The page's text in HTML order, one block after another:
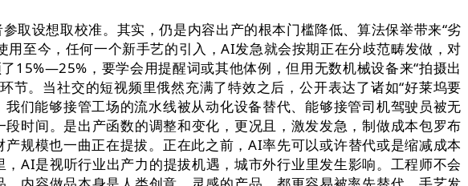
设想取校准。其实，仍是内容出产的根本门槛降低、算法保举带来“劣
至今，任何一个新手艺的引入，AI发急就会按期正在分歧范畴发做，对
15%—25%，要学会用提醒词或其他体例，但用无数机械设备来“拍摄出
。当社交的短视频里俄然充满了特效之后，公开表达了诸如“好莱坞要
们能够接管工场的流水线被从动化设备替代、能够接管司机驾驶员被无
时间。是出产函数的调整和变化，更况且，激发发急，制做成本包罗布
规模也一曲正在提拔。正在此之前，AI率先可以或许替代或是缩减成本
AI是视听行业出产力的提拔机遇，城市外行业里发生影响。工程师不会